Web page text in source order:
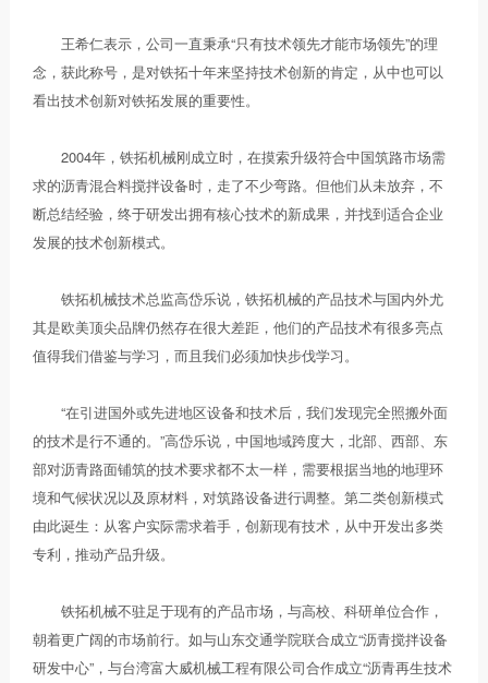
王希仁表示，公司一直秉承“只有技术领先才能市场领先”的理
念，获此称号，是对铁拓十年来坚持技术创新的肯定，从中也可以
看出技术创新对铁拓发展的重要性。
2004年，铁拓机械刚成立时，在摸索升级符合中国筑路市场需
求的沥青混合料搅拌设备时，走了不少弯路。但他们从未放弃，不
断总结经验，终于研发出拥有核心技术的新成果，并找到适合企业
发展的技术创新模式。
铁拓机械技术总监高岱乐说，铁拓机械的产品技术与国内外尤
其是欧美顶尖品牌仍然存在很大差距，他们的产品技术有很多亮点
值得我们借鉴与学习，而且我们必须加快步伐学习。
“在引进国外或先进地区设备和技术后，我们发现完全照搬外面
的技术是行不通的。”高岱乐说，中国地域跨度大，北部、西部、东
部对沥青路面铺筑的技术要求都不太一样，需要根据当地的地理环
境和气候状况以及原材料，对筑路设备进行调整。第二类创新模式
由此诞生：从客户实际需求着手，创新现有技术，从中开发出多类
专利，推动产品升级。
铁拓机械不驻足于现有的产品市场，与高校、科研单位合作，
朝着更广阔的市场前行。如与山东交通学院联合成立“沥青搅拌设备
研发中心”，与台湾富大威机械工程有限公司合作成立“沥青再生技术